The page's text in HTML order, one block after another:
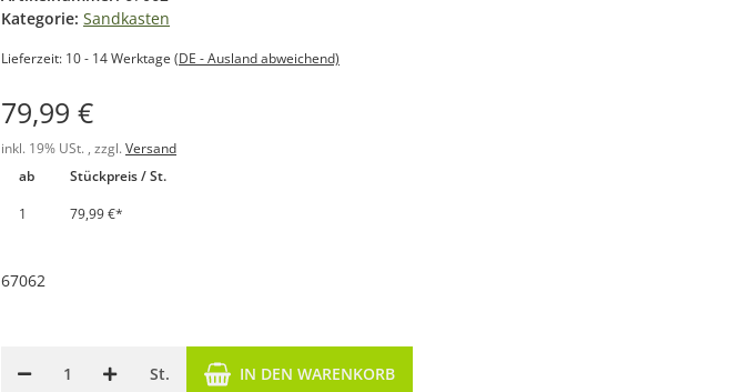
Kategorie: Sandkasten
Lieferzeit: 10 - 14 Werktage (DE - Ausland abweichend)
79,99 €
inkl. 19% USt. , zzgl. Versand
ab
Stückpreis / St.
1
79,99 €*
67062
St. IN DEN WARENKORB